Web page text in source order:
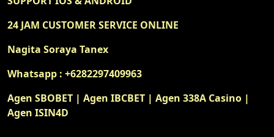
24 JAM CUSTOMER SERVICE ONLINE
Nagita Soraya Tanex
Whatsapp : +6282297409963
Agen SBOBET | Agen IBCBET | Agen 338A Casino |
Agen ISIN4D